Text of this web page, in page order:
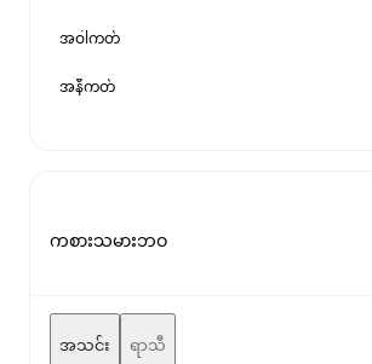
အဝါကတ်
အနီကတ်
ကစားသမားဘဝ
အသင်း ရာသီ